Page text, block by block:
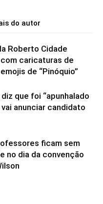
do autor
Roberto Cidade
caricaturas de
de “Pinóquio”
que foi “apunhalado
anunciar candidato
ficam sem
no dia da convenção